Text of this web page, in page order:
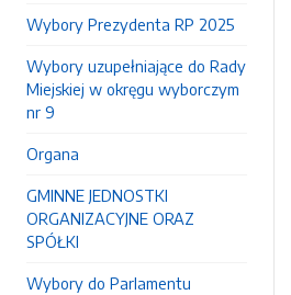
Wybory Prezydenta RP 2025
Wybory uzupełniające do Rady
Miejskiej w okręgu wyborczym
nr 9
Organa
GMINNE JEDNOSTKI
ORGANIZACYJNE ORAZ
SPÓŁKI
Wybory do Parlamentu